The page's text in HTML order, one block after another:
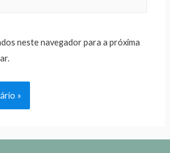
neste navegador para a próxima